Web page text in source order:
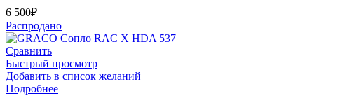
6 500₽
Распродано
Сравнить
Быстрый просмотр
Добавить в список желаний
Подробнее